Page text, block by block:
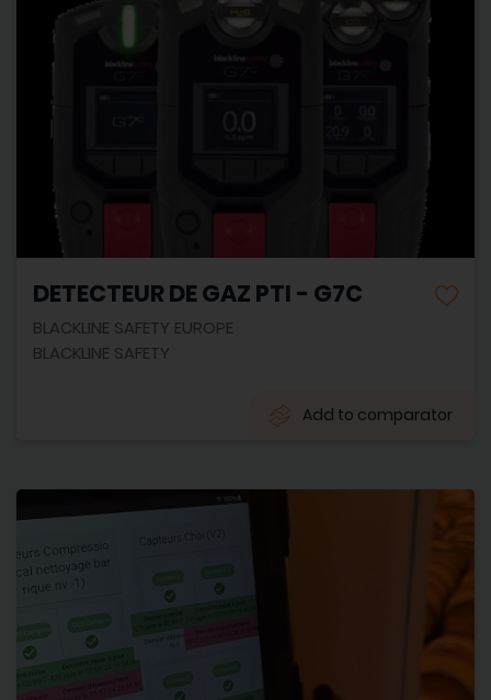
DETECTEUR DE GAZ PTI - G7C
BLACKLINE SAFETY EUROPE
BLACKLINE SAFETY
Add to comparator